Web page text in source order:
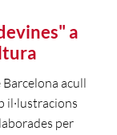
a
acull
il·lustracions
per